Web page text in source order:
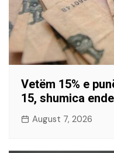
Vetëm 15% e
15, shumica
August 7, 2026